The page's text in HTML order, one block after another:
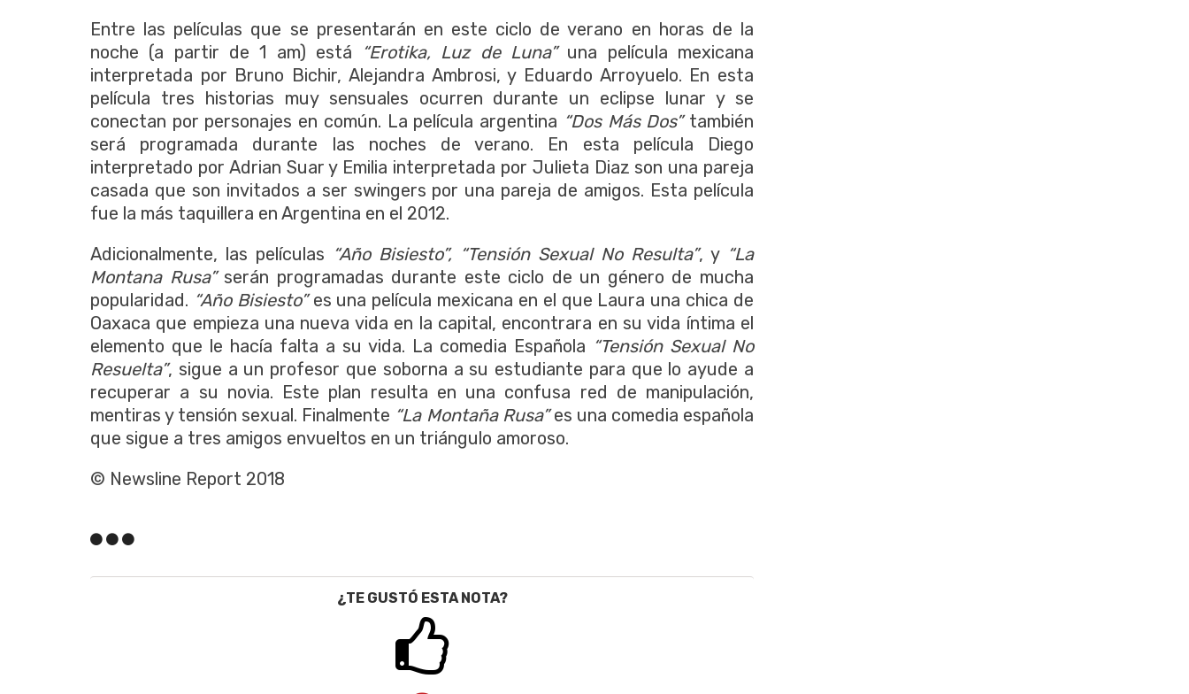
Entre las películas que se presentarán en este ciclo de verano en horas de la
noche (a partir de 1 am) está
“Erotika, Luz de Luna”una película mexicana
interpretada por Bruno Bichir, Alejandra Ambrosi, y Eduardo Arroyuelo. En esta
película tres historias muy sensuales ocurren durante un eclipse lunar y se
conectan por personajes en común. La película argentina “Dos Más Dos”también
será programada durante las noches de verano. En esta película Diego
interpretado por Adrian Suar y Emilia interpretada por Julieta Diaz son una pareja
casada que son invitados a ser swingers por una pareja de amigos. Esta película
fue la más taquillera en Argentina en el 2012.
Adicionalmente, las películas “Año Bisiesto”, “Tensión Sexual No Resulta”, y “La
Montana Rusa”serán programadas durante este ciclo de un género de mucha
popularidad. “Año Bisiesto”es una película mexicana en el que Laura una chica de
Oaxaca que empieza una nueva vida en la capital, encontrara en su vida íntima el
elemento que le hacía falta a su vida. La comedia Española “Tensión Sexual No
Resuelta”, sigue a un profesor que soborna a su estudiante para que lo ayude a
recuperar a su novia. Este plan resulta en una confusa red de manipulación,
mentiras y tensión sexual. Finalmente “La Montaña Rusa”es una comedia española
que sigue a tres amigos envueltos en un triángulo amoroso.
© Newsline Report 2018
¿TE GUSTÓ ESTA NOTA?